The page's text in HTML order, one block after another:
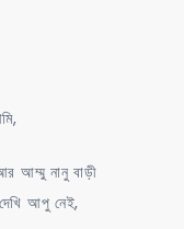
আম্মু নানু বাড়ী
আপু নেই,